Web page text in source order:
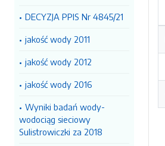
DECYZJA PPIS Nr 4845/21
jakość wody 2011
jakość wody 2012
jakość wody 2016
Wyniki badań wody-
wodociąg sieciowy
Sulistrowiczki za 2018